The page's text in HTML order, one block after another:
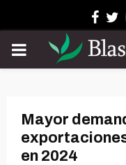
PRIMARY
Mayor
en 2024